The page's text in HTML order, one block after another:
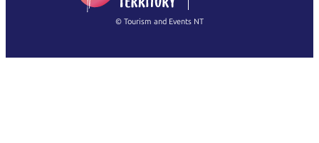
Français
繁體中文
© Tourism and Events NT